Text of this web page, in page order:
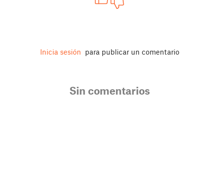
Inicia sesión para publicar un comentario
Sin comentarios